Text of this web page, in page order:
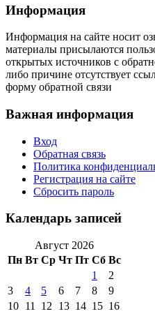
Информация
Информация на сайте носит
материалы присылаются
открытых источников с
либо причине отсутствует
форму обратной связи
Важная информация
Вход
Обратная связь
Политика
Регистрация на сайте
Сбросить пароль
Календарь записей
Август 2026
Пн Вт Ср Чт Пт Сб Вс
1
2
3
4 5 6 7 8
9
10 11 12 13 14 15 16